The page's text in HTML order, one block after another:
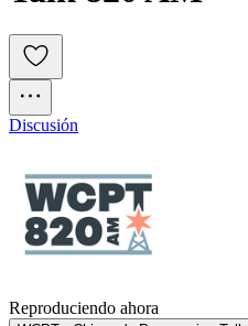
Discusión
Reproduciendo ahora